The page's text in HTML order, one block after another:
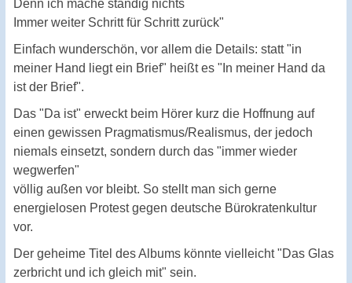
Denn ich mache ständig nichts
Immer weiter Schritt für Schritt zurück"
Einfach wunderschön, vor allem die Details: statt "in
meiner Hand liegt ein Brief" heißt es "In meiner Hand da
ist der Brief".
Das "Da ist" erweckt beim Hörer kurz die Hoffnung auf
einen gewissen Pragmatismus/Realismus, der jedoch
niemals einsetzt, sondern durch das "immer wieder
wegwerfen"
völlig außen vor bleibt. So stellt man sich gerne
energielosen Protest gegen deutsche Bürokratenkultur
vor.
Der geheime Titel des Albums könnte vielleicht "Das Glas
zerbricht und ich gleich mit" sein.